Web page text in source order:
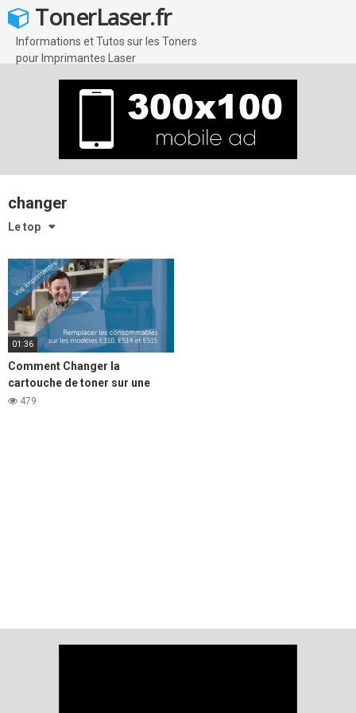
Skip
to
content
TonerLaser.fr
Informations et Tutos sur les Toners
pour Imprimantes Laser
changer
Le top
01:36
Comment Changer la
cartouche de toner sur une
imprimante Laser DELL e310,
479